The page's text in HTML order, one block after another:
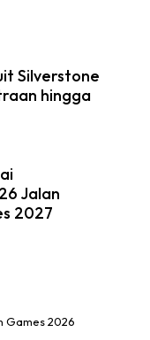
Silverstone
hingga
Jalan
2027
Games 2026